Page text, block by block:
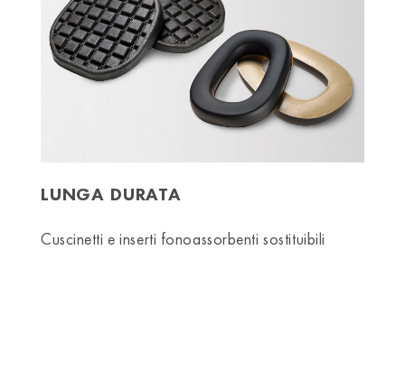
LUNGA DURATA
Cuscinetti e inserti fonoassorbenti sostituibili